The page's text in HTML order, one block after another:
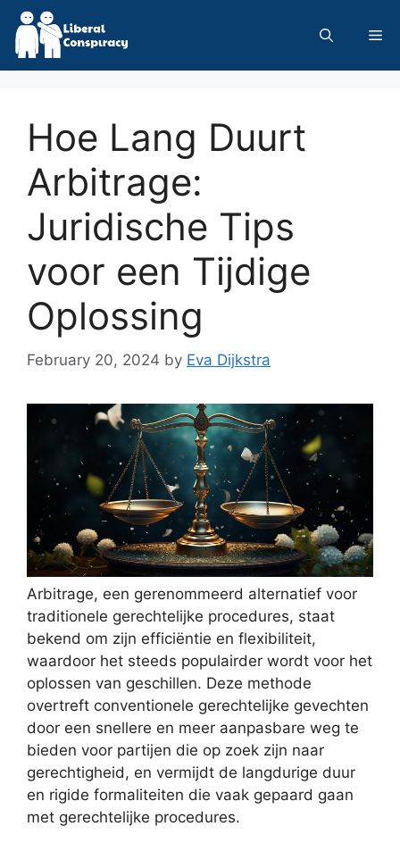
Skip
content
Hoe Lang Duurt
Arbitrage:
Juridische Tips
voor een Tijdige
Oplossing
February 20, 2024 by Eva Dijkstra
Arbitrage, een gerenommeerd alternatief voor
traditionele gerechtelijke procedures, staat
bekend om zijn efficiëntie en flexibiliteit,
waardoor het steeds populairder wordt voor het
oplossen van geschillen. Deze methode
overtreft conventionele gerechtelijke gevechten
door een snellere en meer aanpasbare weg te
bieden voor partijen die op zoek zijn naar
gerechtigheid, en vermijdt de langdurige duur
en rigide formaliteiten die vaak gepaard gaan
met gerechtelijke procedures.